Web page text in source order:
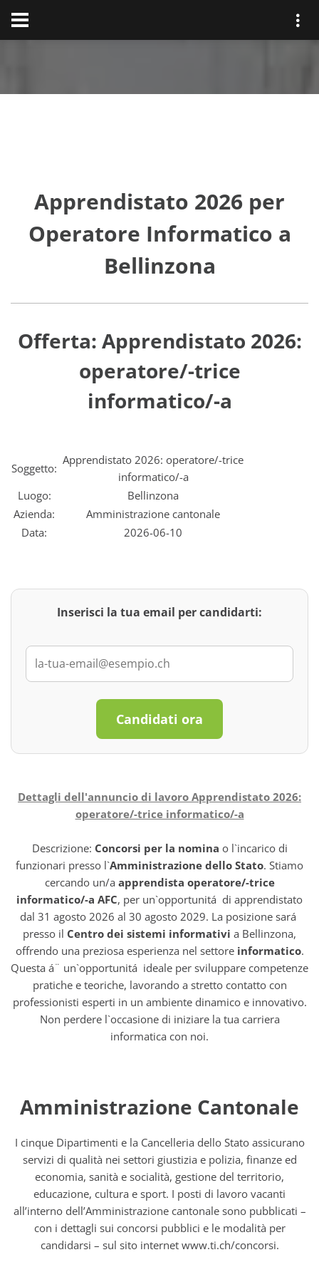
Apprendistato 2026 per
Operatore Informatico a
Bellinzona
Offerta: Apprendistato 2026:
operatore/-trice
informatico/-a
Soggetto:
Apprendistato 2026: operatore/-trice
informatico/-a
Luogo:
Bellinzona
Azienda:
Amministrazione cantonale
Data:
2026-06-10
Inserisci la tua email per candidarti:
Candidati ora
Dettagli dell'annuncio di lavoro Apprendistato 2026:
operatore/-trice informatico/-a
Descrizione: Concorsi per la nomina o l`incarico di
funzionari presso l`Amministrazione dello Stato. Stiamo
cercando un/a apprendista operatore/-trice
informatico/-a AFC, per un`opportunitá di apprendistato
dal 31 agosto 2026 al 30 agosto 2029. La posizione sará
presso il Centro dei sistemi informativi a Bellinzona,
offrendo una preziosa esperienza nel settore informatico.
Questa á¨ un`opportunitá ideale per sviluppare competenze
pratiche e teoriche, lavorando a stretto contatto con
professionisti esperti in un ambiente dinamico e innovativo.
Non perdere l`occasione di iniziare la tua carriera
informatica con noi.
Amministrazione Cantonale
I cinque Dipartimenti e la Cancelleria dello Stato assicurano
servizi di qualità nei settori giustizia e polizia, finanze ed
economia, sanità e socialità, gestione del territorio,
educazione, cultura e sport. I posti di lavoro vacanti
all’interno dell’Amministrazione cantonale sono pubblicati –
con i dettagli sui concorsi pubblici e le modalità per
candidarsi – sul sito internet www.ti.ch/concorsi.